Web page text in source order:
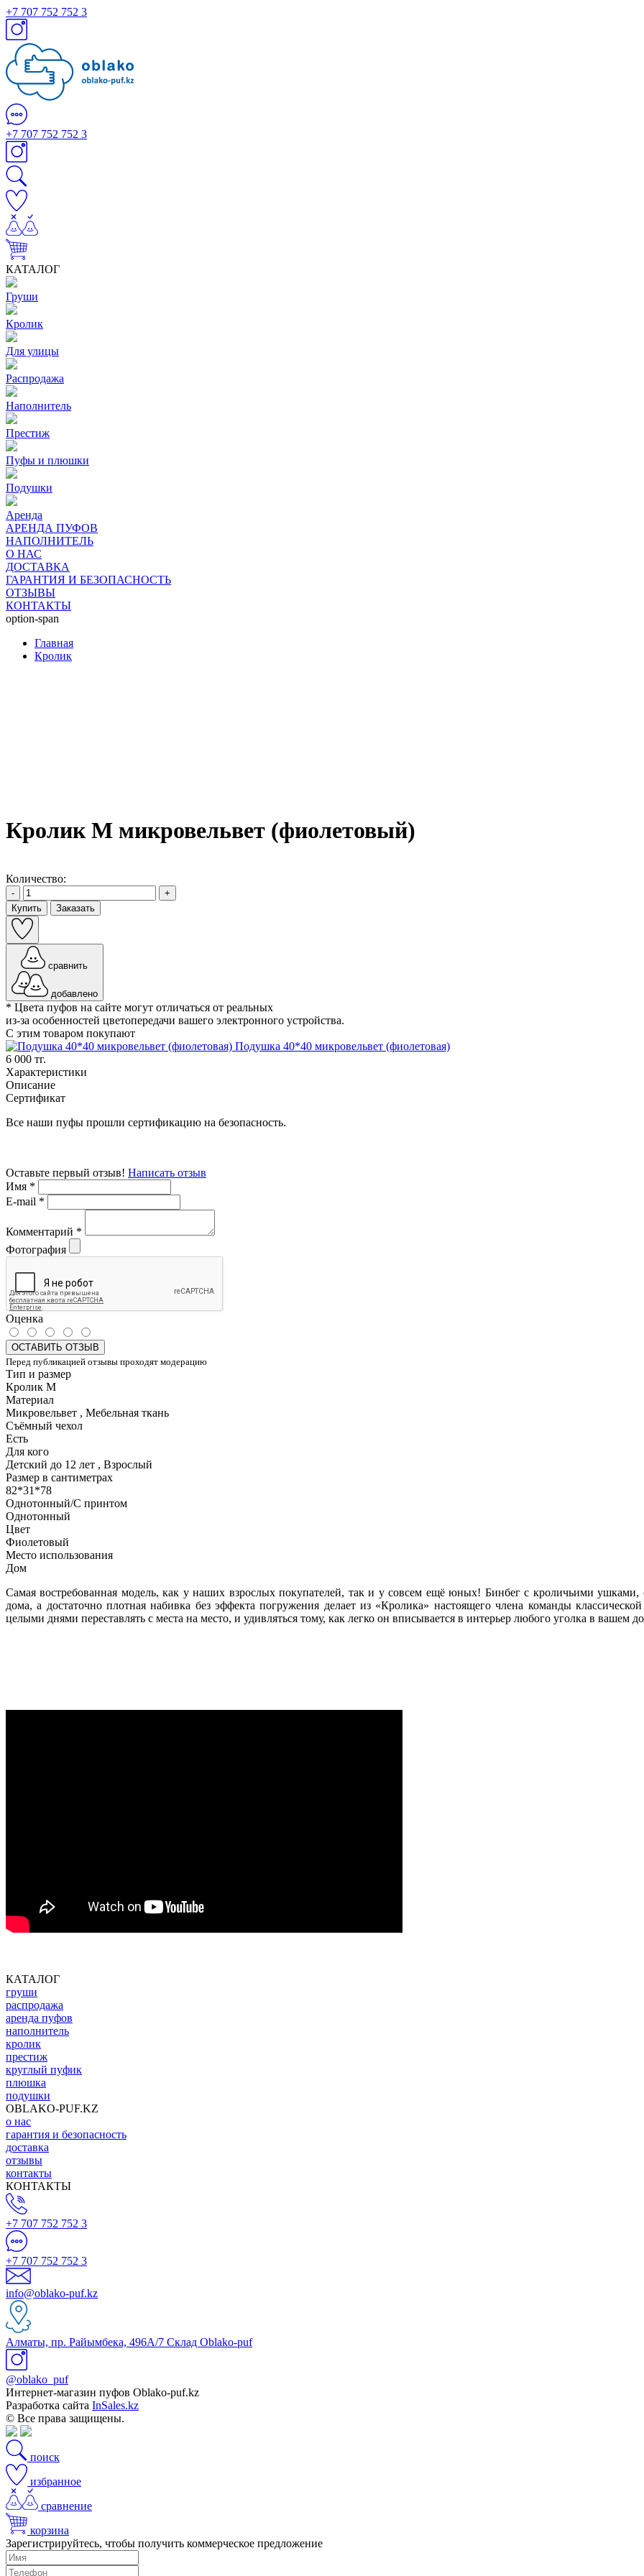
+7 707 752 752 3
+7 707 752 752 3
КАТАЛОГ
Груши
Кролик
Для улицы
Распродажа
Наполнитель
Престиж
Пуфы и плюшки
Подушки
Аренда
АРЕНДА ПУФОВ
НАПОЛНИТЕЛЬ
О НАС
ДОСТАВКА
ГАРАНТИЯ И БЕЗОПАСНОСТЬ
ОТЗЫВЫ
КОНТАКТЫ
option-span
Главная
Кролик
Кролик М микровельвет (фиолетовый)
Количество:
-
+
Купить
Заказать
сравнить
добавлено
* Цвета пуфов на сайте могут отличаться от реальных
из-за особенностей цветопередачи вашего электронного устройства.
С этим товаром покупают
Подушка 40*40 микровельвет (фиолетовая)
6 000 тг.
Характеристики
Описание
Сертификат
Все наши пуфы прошли сертификацию на безопасность.
Оставьте первый отзыв! Написать отзыв
Имя *
E-mail *
Комментарий *
Фотография
Оценка
ОСТАВИТЬ ОТЗЫВ
Перед публикацией отзывы проходят модерацию
Тип и размер
Кролик M
Материал
Микровельвет , Мебельная ткань
Съёмный чехол
Есть
Для кого
Детский до 12 лет , Взрослый
Размер в сантиметрах
82*31*78
Однотонный/С принтом
Однотонный
Цвет
Фиолетовый
Место использования
Дом
Самая востребованная модель, как у наших взрослых покупателей, так и у совсем ещё юных! Бинбег с кроличьими
дома, а достаточно плотная набивка без эффекта погружения делает из «Кролика» настоящего члена команды
целыми днями переставлять с места на место, и удивляться тому, как легко он вписывается в интерьер любого уголка в вашем
КАТАЛОГ
груши
распродажа
аренда пуфов
наполнитель
кролик
престиж
круглый пуфик
плюшка
подушки
OBLAKO-PUF.KZ
о нас
гарантия и безопасность
доставка
отзывы
контакты
КОНТАКТЫ
+7 707 752 752 3
+7 707 752 752 3
info@oblako-puf.kz
Алматы, пр. Райымбека, 496А/7 Склад Oblako-puf
@oblako_puf
Интернет-магазин пуфов Oblako-puf.kz
Разработка сайта InSales.kz
© Все права защищены.
поиск
избранное
сравнение
корзина
Зарегистрируйтесь, чтобы получить коммерческое предложение